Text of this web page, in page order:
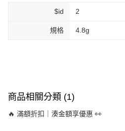
全家純取貨 (先付款
每筆NT$80，滿NT$999(含以上)免運費
$id 2
規格 4.8g
商品相關分類 (1)
🔥 滿額折扣｜湊金額享優惠 👀